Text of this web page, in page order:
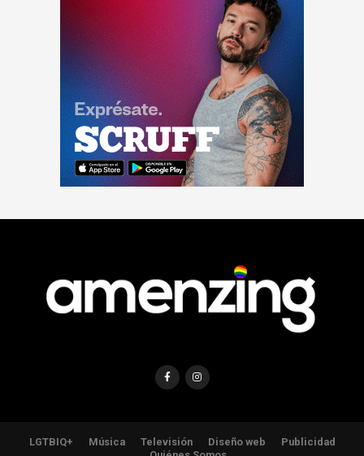
LGTBIQ+ Música Televisión Diseño web
Publicidad